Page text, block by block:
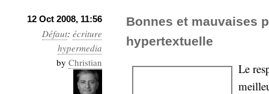
12 Oct 2008, 11:56
Défaut: écriture
hypermedia
by Christian
Bonnes et mauvaises
hypertextuelle
Le